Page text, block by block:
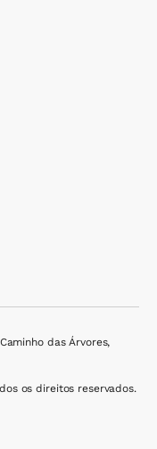
das Árvores,
os direitos reservados.